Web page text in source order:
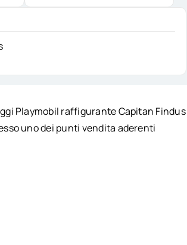
Playmobil raffigurante Capitan Findus
uno dei punti vendita aderenti